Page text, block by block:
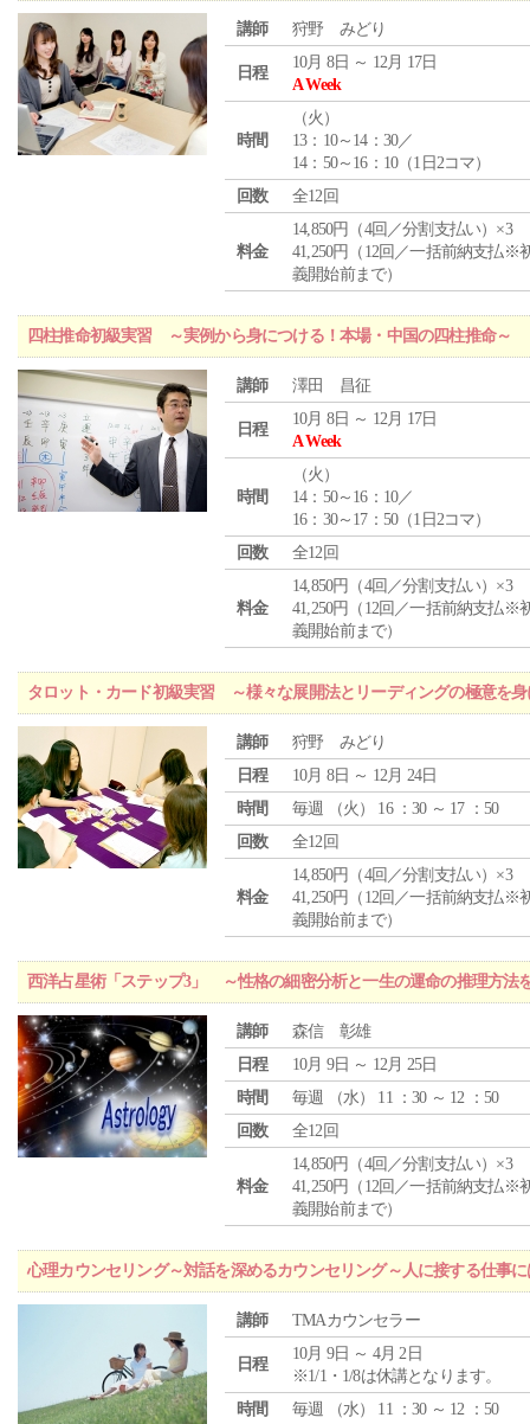
講師 狩野 みどり
日程
10月 8日 ～ 12月 17日
A Week
時間
（火 ）
13：10～14：30／
14：50～16：10（1日2コマ）
回数
全12回
料金
14,850円（4回／分割支払い）×3
41,250円（12回／一括前納支払※
義開始前まで）
四柱推命初級実習 ～実例から身につける！本場・中国の四柱推命～
講師 澤田 昌征
日程
10月 8日 ～ 12月 17日
A Week
時間
（火 ）
14：50～16：10／
16：30～17：50（1日2コマ）
回数
全12回
料金
14,850円（4回／分割支払い）×3
41,250円（12回／一括前納支払※
義開始前まで）
タロット・カード初級実習 ～様々な展開法とリーディングの極意を身
講師
狩野 みどり
日程
10月 8日 ～ 12月 24日
時間
毎週 （火 ） 16 ：30 ～ 17 ：50
回数
全12回
料金
14,850円（4回／分割支払い）×3
41,250円（12回／一括前納支払※
義開始前まで）
西洋占星術「ステップ3」 ～性格の細密分析と一生の運命の推理方法
講師
森信 彰雄
日程
10月 9日 ～ 12月 25日
時間
毎週 （水） 11 ：30 ～ 12 ：50
回数
全12回
料金
14,850円（4回／分割支払い）×3
41,250円（12回／一括前納支払※
義開始前まで）
心理カウンセリング～対話を深めるカウンセリング～人に接する仕事
講師 TMAカウンセラー
日程
10月 9日 ～ 4月 2日
※1/1・1/8は休講となります。
時間
毎週 （水） 11 ：30 ～ 12 ：50